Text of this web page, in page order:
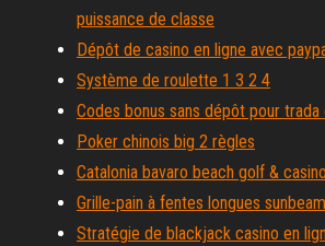
puissance de classe
Dépôt de casino en ligne avec
Système de roulette 1 3 2 4
Codes bonus sans dépôt pour trada
Poker chinois big 2 règles
Catalonia bavaro beach golf &
Grille-pain à fentes longues
Stratégie de blackjack casino en